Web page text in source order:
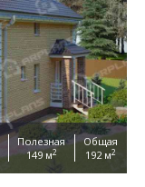
Полезная
149 м2
Общая
192 м2